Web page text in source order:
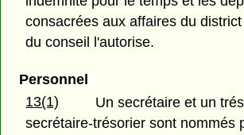
consacrées aux affaires du
du conseil l'autorise.
Personnel
13(1)
Un secrétaire et un
secrétaire-trésorier sont nommés